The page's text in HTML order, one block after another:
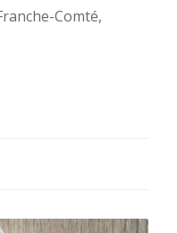
Comté,